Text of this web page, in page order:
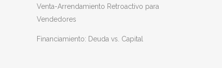
Venta-Arrendamiento Retroactivo para
Vendedores
Financiamiento: Deuda vs. Capital